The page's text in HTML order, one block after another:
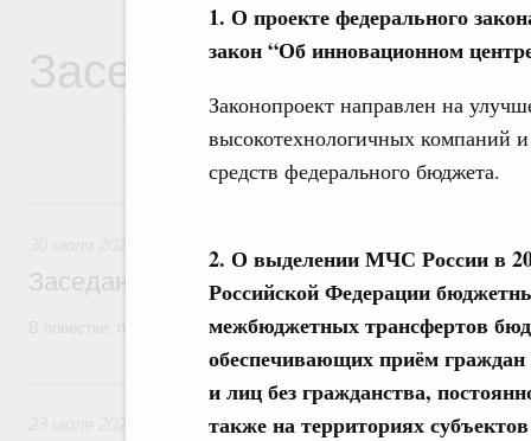
1. О проекте федерального
закон “Об инновационном
Законопроект направлен на
высокотехнологичных компаний
средств федерального бюджета.
2. О выделении МЧС России в
Российской Федерации
межбюджетных трансфертов
обеспечивающих приём
и лиц без гражданства,
также на территориях
Заседания
Заседание Правительства (2026 год,
В повестке: проекты федеральных законов, бюджетные
23 июля, четверг